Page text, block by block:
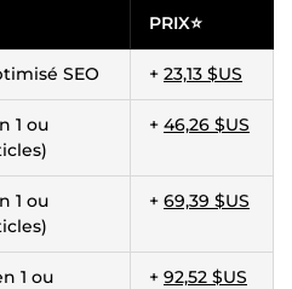
PRIX⭐
SEO + 23,13 $US
1 ou
+ 46,26 $US
1 ou
+ 69,39 $US
1 ou
+ 92,52 $US